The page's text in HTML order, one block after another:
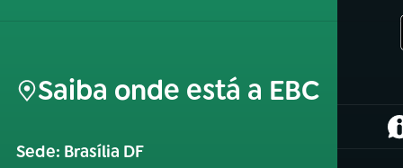
Saiba onde está a EBC
Sede: Brasília DF